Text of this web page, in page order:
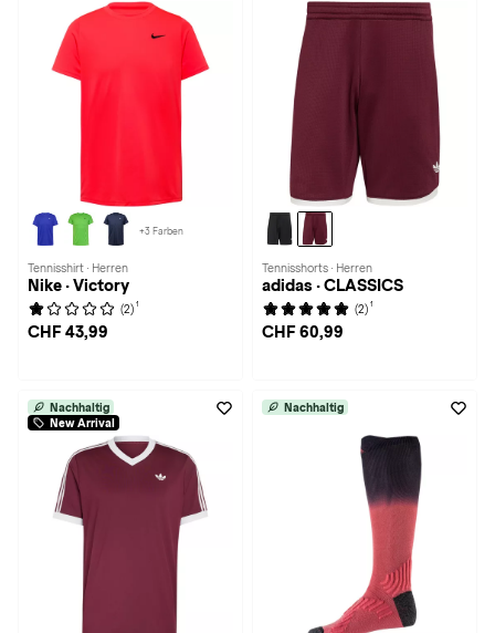
+3 Farben
Tennisshirt · Herren
Nike · Victory
(2) 1
CHF 43,99
Tennisshorts · Herren
adidas · CLASSICS
(2) 1
CHF 60,99
Nachhaltig
New Arrival
Nachhaltig